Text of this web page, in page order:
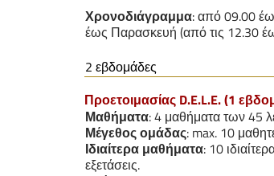
Χρονοδιάγραμμα: από 09.00
έως Παρασκευή (από τις 12.30
2 εβδομάδες
Προετοιμασίας D.E.L.E. (1
Μαθήματα: 4 μαθήματα των 45
Μέγεθος ομάδας: max. 10
Ιδιαίτερα μαθήματα: 10
εξετάσεις.